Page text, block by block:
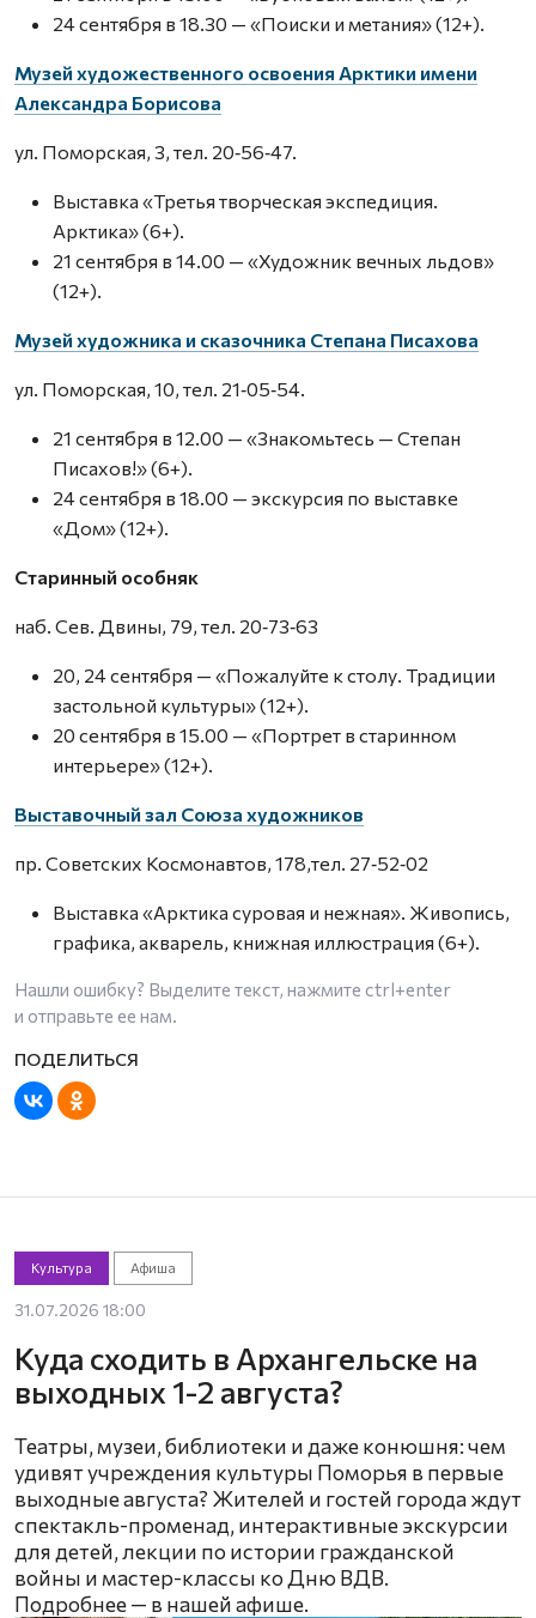
24 сентября в 18.30 — «Поиски и метания» (12+).
Музей художественного освоения Арктики имени
Александра Борисова
ул. Поморская, 3, тел. 20‑56‑47.
Выставка «Третья творческая экспедиция.
Арктика» (6+).
21 сентября в 14.00 — «Художник вечных льдов»
(12+).
Музей художника и сказочника Степана Писахова
ул. Поморская, 10, тел. 21‑05‑54.
21 сентября в 12.00 — «Знакомьтесь — Степан
Писахов!» (6+).
24 сентября в 18.00 — экскурсия по выставке
«Дом» (12+).
Старинный особняк
наб. Сев. Двины, 79, тел. 20‑73‑63
20, 24 сентября — «Пожалуйте к столу. Традиции
застольной культуры» (12+).
20 сентября в 15.00 — «Портрет в старинном
интерьере» (12+).
Выставочный зал Союза художников
пр. Советских Космонавтов, 178,тел. 27‑52‑02
Выставка «Арктика суровая и нежная». Живопись,
графика, акварель, книжная иллюстрация (6+).
Нашли ошибку? Выделите текст, нажмите ctrl+enter
и отправьте ее нам.
Культура Афиша
31.07.2026 18:00
Куда сходить в Архангельске на
выходных 1-2 августа?
Театры, музеи, библиотеки и даже конюшня: чем
удивят учреждения культуры Поморья в первые
выходные августа? Жителей и гостей города ждут
спектакль-променад, интерактивные экскурсии
для детей, лекции по истории гражданской
войны и мастер-классы ко Дню ВДВ.
Подробнее — в нашей афише.